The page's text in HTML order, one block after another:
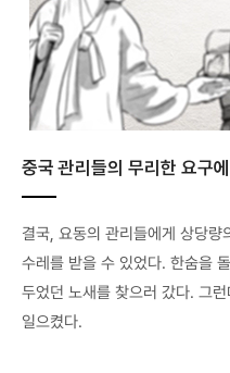
중국 관리들의 무리한 요구
결국, 요동의 관리들에게 상당
수레를 받을 수 있었다. 한숨을
두었던 노새를 찾으러 갔다. 그
일으켰다.